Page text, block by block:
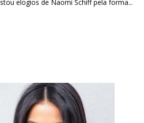
elogios de Naomi Schiff pela forma...